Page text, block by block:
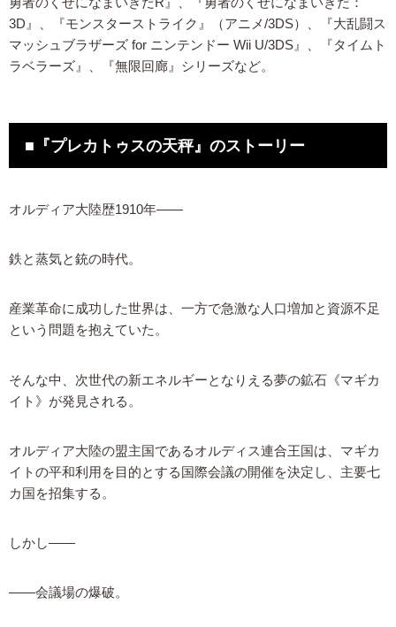
3D』、『モンスターストライク』（アニメ/3DS）、『大乱闘ス
マッシュブラザーズ for ニンテンドー Wii U/3DS』、『タイムト
ラベラーズ』、『無限回廊』シリーズなど。
■『プレカトゥスの天秤』のストーリー
オルディア大陸歴1910年――
鉄と蒸気と銃の時代。
産業革命に成功した世界は、一方で急激な人口増加と資源不足
という問題を抱えていた。
そんな中、次世代の新エネルギーとなりえる夢の鉱石《マギカ
イト》が発見される。
オルディア大陸の盟主国であるオルディス連合王国は、マギカ
イトの平和利用を目的とする国際会議の開催を決定し、主要七
カ国を招集する。
しかし――
――会議場の爆破。